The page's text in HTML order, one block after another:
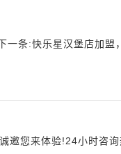
一条:快乐星汉堡店加盟
邀您来体验!24小时咨